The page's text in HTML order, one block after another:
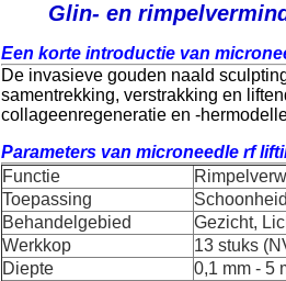
Glin- en
Een korte introductie van
De invasieve gouden naald
samentrekking, verstrakking en
collageenregeneratie en -
Parameters van microneedle rf
Functie
Toepassing
Behandelgebied
Gezicht,
Werkkop
13 stuks
Diepte
0,1 mm - 5